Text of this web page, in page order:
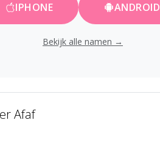
IPHONE ANDROID
Bekijk alle namen →
Afaf